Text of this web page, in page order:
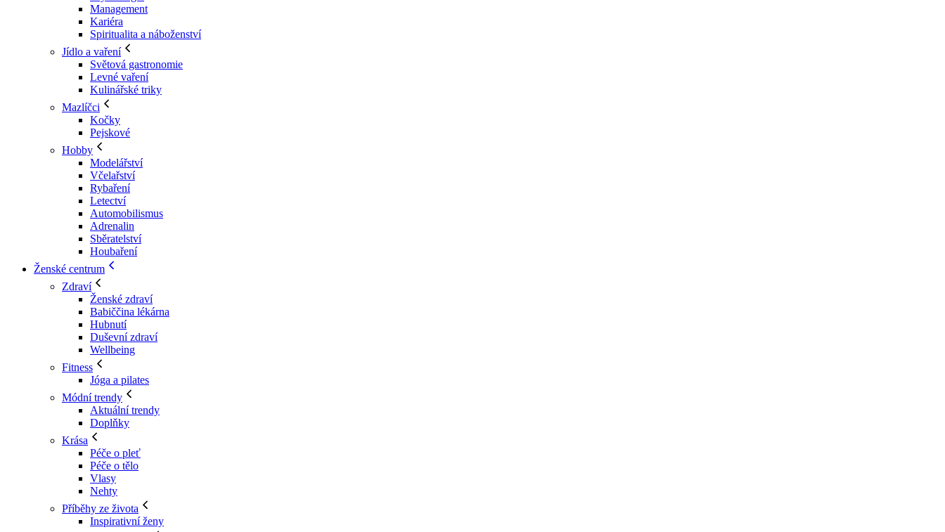
Management
Kariéra
Spiritualita a náboženství
Jídlo a vaření
Světová gastronomie
Levné vaření
Kulinářské triky
Mazlíčci
Kočky
Pejskové
Hobby
Modelářství
Včelařství
Rybaření
Letectví
Automobilismus
Adrenalin
Sběratelství
Houbaření
Ženské centrum
Zdraví
Ženské zdraví
Babiččina lékárna
Hubnutí
Duševní zdraví
Wellbeing
Fitness
Jóga a pilates
Módní trendy
Aktuální trendy
Doplňky
Krása
Péče o pleť
Péče o tělo
Vlasy
Nehty
Příběhy ze života
Inspirativní ženy